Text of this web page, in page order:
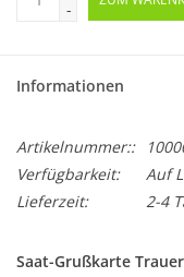
-
Informationen
Artikelnummer::
Verfügbarkeit:
Auf
Lieferzeit:
2-4
Saat-Grußkarte